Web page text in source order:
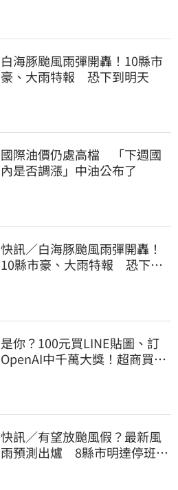
白海豚颱風雨彈開轟！10縣市
豪、大雨特報 恐下到明天
國際油價仍處高檔 「下週國
內是否調漲」中油公布了
快訊／白海豚颱風雨彈開轟！
10縣市豪、大雨特報 恐下到
是你？100元買LINE貼圖、訂
OpenAI中千萬大獎！超商買10
快訊／有望放颱風假？最新風
雨預測出爐 8縣市明達停班停